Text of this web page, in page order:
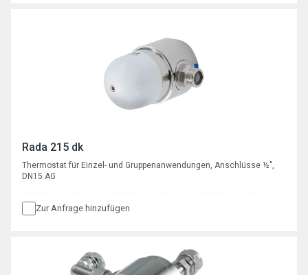
Rada 215 dk
Thermostat für Einzel- und Gruppenanwendungen, Anschlüsse ½",
DN15 AG
Zur Anfrage hinzufügen